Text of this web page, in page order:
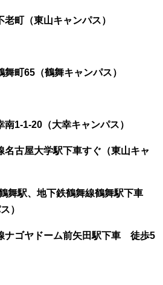
（東山キャンパス）
65（鶴舞キャンパス）
1-20（大幸キャンパス）
名古屋大学駅下車すぐ（東山キャ
地下鉄鶴舞線鶴舞駅下車
）
ドーム前矢田駅下車 徒歩5